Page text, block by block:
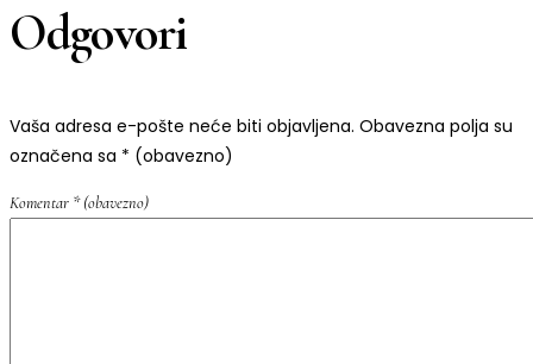
Odgovori
Vaša adresa e-pošte neće biti objavljena. Obavezna polja su
označena sa * (obavezno)
Komentar * (obavezno)